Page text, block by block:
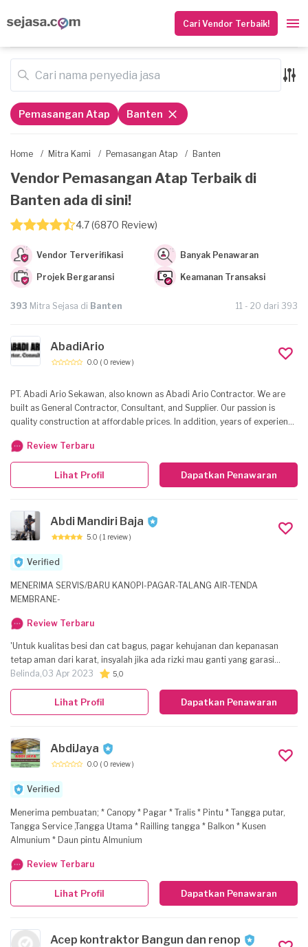
Cari Vendor Terbaik!
Home / Mitra Kami / Pemasangan Atap / Banten
Vendor Pemasangan Atap Terbaik di
Banten ada di sini!
4.7 (6870 Review)
Vendor Terverifikasi Banyak Penawaran
Projek Bergaransi Keamanan Transaksi
393 Mitra Sejasa di Banten 11 - 20 dari 393
Pemasangan Atap Banten
AbadiArio
0.0 ( 0 review )
PT. Abadi Ario Sekawan, also known as Abadi Ario Contractor. We are
built as General Contractor, Consultant, and Supplier. Our passion is
quality construction at affordable prices. In addition, years of experience
unique perspective. We serve clients throughout Indonesia Country,
providing building, renovation, and remodeling services that reflect our
passion for detail and quality. In addition, we have extensive experience
with commercial construction projects. At Abadi Ario Contractor, we
office space.
Review Terbaru
Dapatkan Penawaran
Lihat Profil
Abdi Mandiri Baja
5.0 ( 1 review )
Verified
MENERIMA SERVIS/BARU KANOPI-PAGAR-TALANG AIR-TENDA
MEMBRANE-
Review Terbaru
'Untuk kualitas besi dan cat bagus, pagar kehujanan dan kepanasan
tetap aman dari karat, insyalah jika ada rizki mau ganti yang garasi
mobil.'
Belinda,03 Apr 2023 5,0
Dapatkan Penawaran
Lihat Profil
AbdiJaya
0.0 ( 0 review )
Verified
Menerima pembuatan; * Canopy * Pagar * Tralis * Pintu * Tangga putar,
Tangga Service ,Tangga Utama * Railling tangga * Balkon * Kusen
Almunium * Daun pintu Almunium
Review Terbaru
Dapatkan Penawaran
Lihat Profil
Acep kontraktor Bangun dan renop